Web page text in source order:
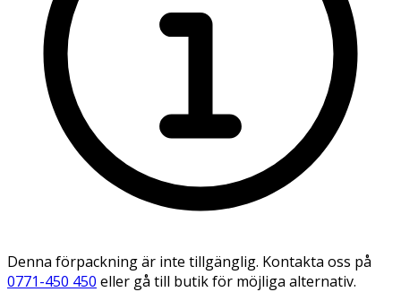
Denna förpackning är inte tillgänglig. Kontakta oss på
0771-450 450 eller gå till butik för möjliga alternativ.